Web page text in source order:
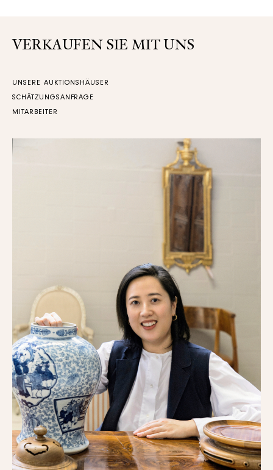
VERKAUFEN SIE MIT UNS
UNSERE AUKTIONSHÄUSER
SCHÄTZUNGSANFRAGE
MITARBEITER